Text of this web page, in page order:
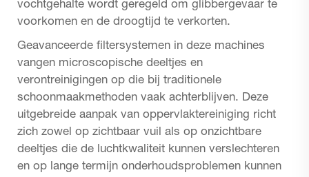
vochtgehalte wordt geregeld om glibbergevaar te
voorkomen en de droogtijd te verkorten.
Geavanceerde filtersystemen in deze machines
vangen microscopische deeltjes en
verontreinigingen op die bij traditionele
schoonmaakmethoden vaak achterblijven. Deze
uitgebreide aanpak van oppervlaktereiniging richt
zich zowel op zichtbaar vuil als op onzichtbare
deeltjes die de luchtkwaliteit kunnen verslechteren
en op lange termijn onderhoudsproblemen kunnen